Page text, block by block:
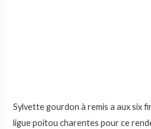
Sylvette gourdon à remis a aux six
ligue poitou charentes pour ce